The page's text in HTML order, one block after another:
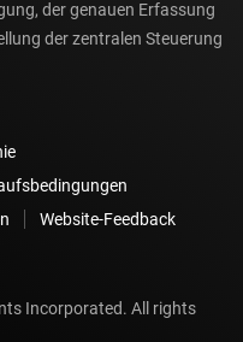
der genauen Erfassung
der zentralen Steuerung
Website-Feedback
Incorporated. All rights